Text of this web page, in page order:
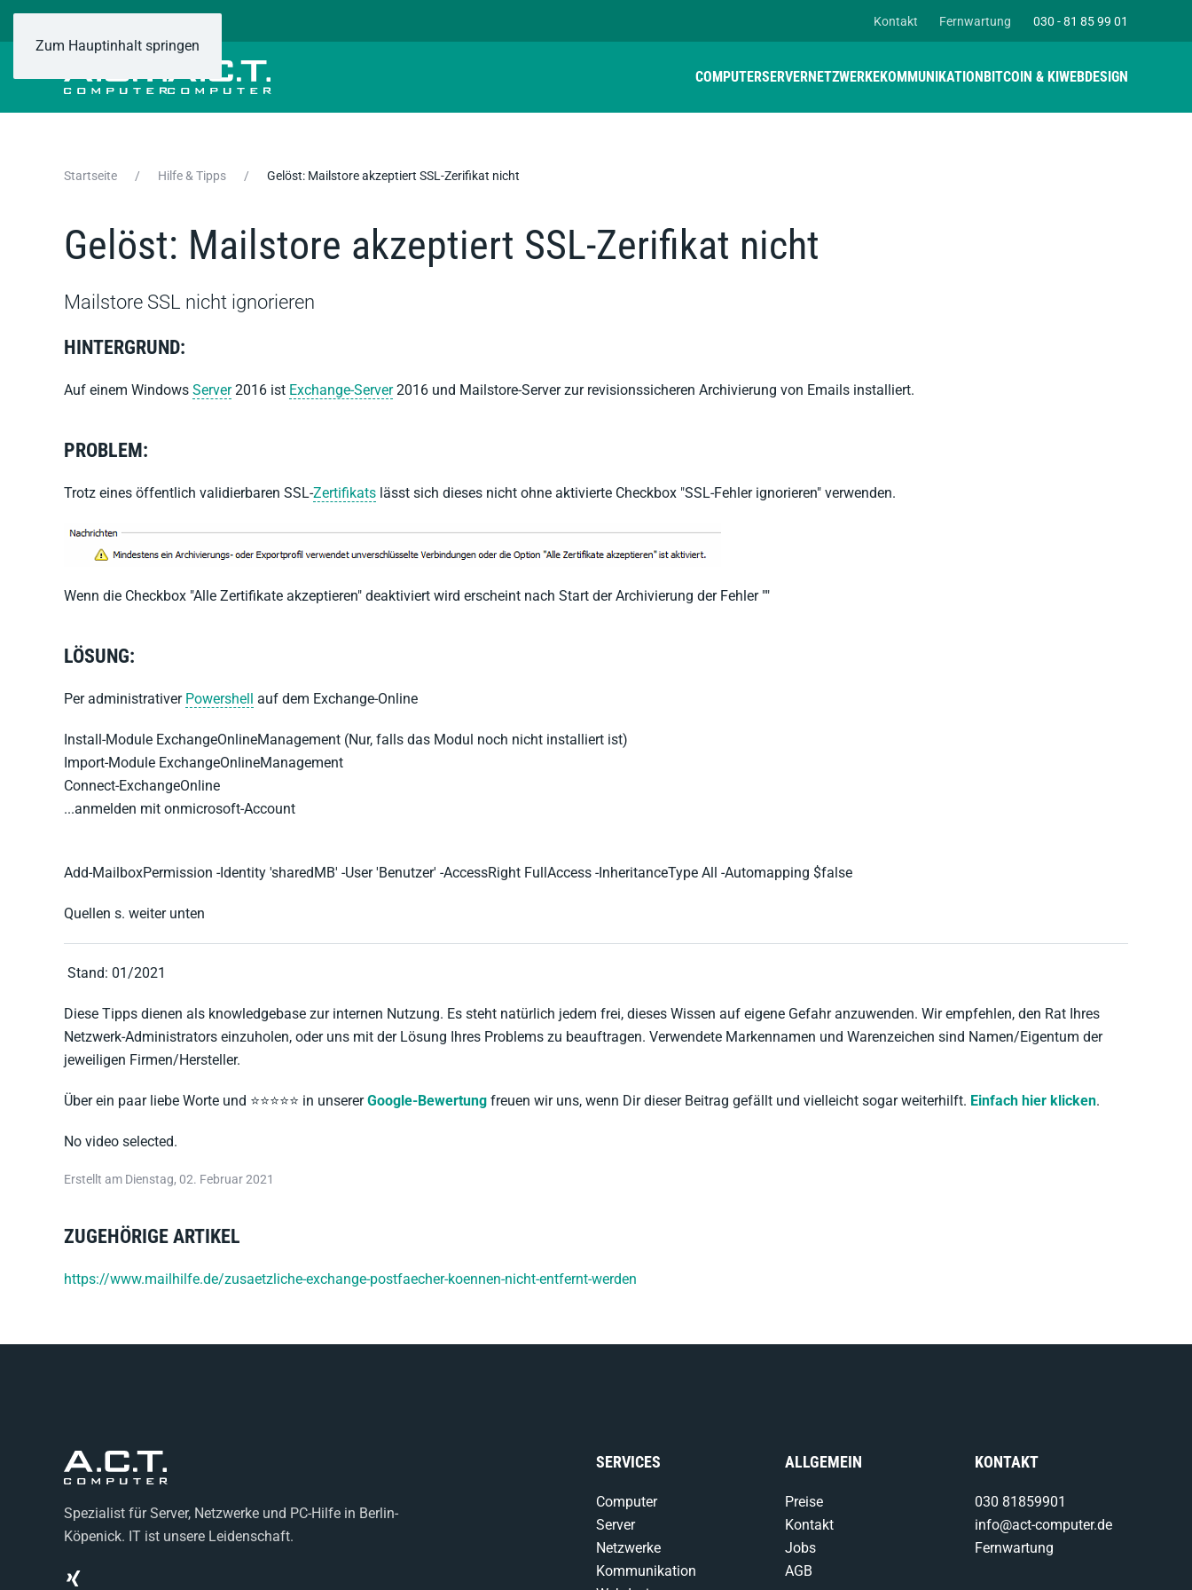
Zum Hauptinhalt springen
Kontakt Fernwartung 030 - 81 85 99 01
COMPUTERSERVERNETZWERKEKOMMUNIKATIONBITCOIN & KIWEBDESIGN
Startseite Hilfe & Tipps Gelöst: Mailstore akzeptiert SSL-Zerifikat nicht
Gelöst: Mailstore akzeptiert SSL-Zerifikat nicht
Mailstore SSL nicht ignorieren
HINTERGRUND:
Auf einem Windows Server2016 ist Exchange-Server2016 und Mailstore-Server zur revisionssicheren Archivierung von Emails installiert.
PROBLEM:
Trotz eines öffentlich validierbaren SSL-Zertifikats lässt sich dieses nicht ohne aktivierte Checkbox "SSL-Fehler ignorieren" verwenden.
Wenn die Checkbox "Alle Zertifikate akzeptieren" deaktiviert wird erscheint nach Start der Archivierung der Fehler ""
LÖSUNG:
Per administrativer Powershell auf dem Exchange-Online
Install-Module ExchangeOnlineManagement (Nur, falls das Modul noch nicht installiert ist)
Import-Module ExchangeOnlineManagement
Connect-ExchangeOnline
...anmelden mit onmicrosoft-Account
Add-MailboxPermission -Identity 'sharedMB' -User 'Benutzer' -AccessRight FullAccess -InheritanceType All -Automapping $false
Quellen s. weiter unten
Stand: 01/2021
Diese Tipps dienen als knowledgebase zur internen Nutzung. Es steht natürlich jedem frei, dieses Wissen auf eigene Gefahr anzuwenden. Wir empfehlen, den Rat Ihres
Netzwerk-Administrators einzuholen, oder uns mit der Lösung Ihres Problems zu beauftragen. Verwendete Markennamen und Warenzeichen sind Namen/Eigentum der
jeweiligen Firmen/Hersteller.
Über ein paar liebe Worte und ⭐️⭐️⭐️⭐️⭐️ in unsererGoogle-Bewertung freuen wir uns, wenn Dir dieser Beitrag gefällt und vielleicht sogar weiterhilft. Einfach hier klicken.
No video selected.
Erstellt am Dienstag, 02. Februar 2021
ZUGEHÖRIGE ARTIKEL
https://www.mailhilfe.de/zusaetzliche-exchange-postfaecher-koennen-nicht-entfernt-werden
Spezialist für Server, Netzwerke und PC-Hilfe in Berlin-
Köpenick. IT ist unsere Leidenschaft.
SERVICES
Computer
Server
Netzwerke
Kommunikation
ALLGEMEIN
Preise
Kontakt
Jobs
AGB
KONTAKT
030 81859901
info@act-computer.de
Fernwartung